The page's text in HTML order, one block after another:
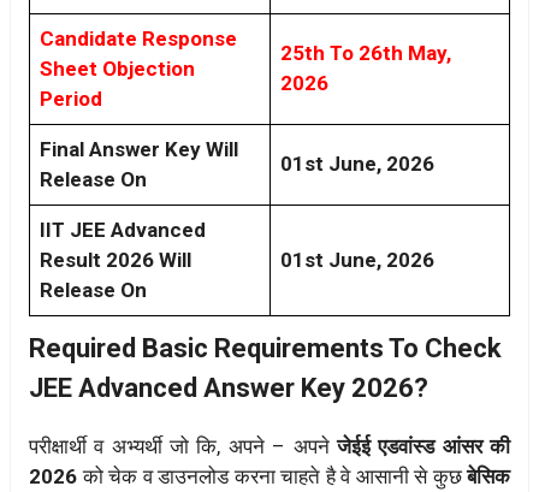
Candidate Response
Sheet Objection
Period
25th To 26th May,
2026
Final Answer Key Will
Release On
01st June, 2026
IIT JEE Advanced
Result 2026 Will
Release On
01st June, 2026
Required Basic Requirements To Check
JEE Advanced Answer Key 2026?
परीक्षार्थी व अभ्यर्थी जो कि, अपने – अपनेजेईई एडवांस्ड आंसर की
2026को चेक व डाउनलोड करना चाहते है वे आसानी से कुछबेसिक